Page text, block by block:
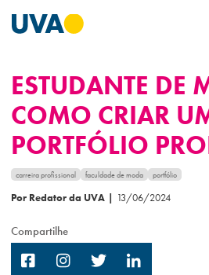
A UVA
CURSOS
FORMAS DE INGRESSO
FINANCIAMENTO E BOLSAS
ESTUDANTE DE
COMO CRIAR
PORTFÓLIO
carreira profissional faculdade de moda portfólio
Por Redator da UVA | 13/06/2024
Compartilhe